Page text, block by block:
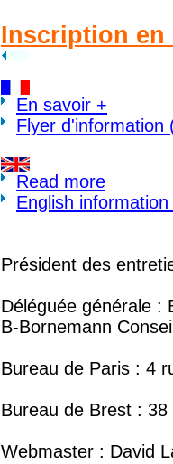
Inscription en
En savoir +
Flyer d'information
Read more
English
Président des
Déléguée générale :
B-Bornemann
Bureau de Paris : 4
Bureau de Brest :
Webmaster : David